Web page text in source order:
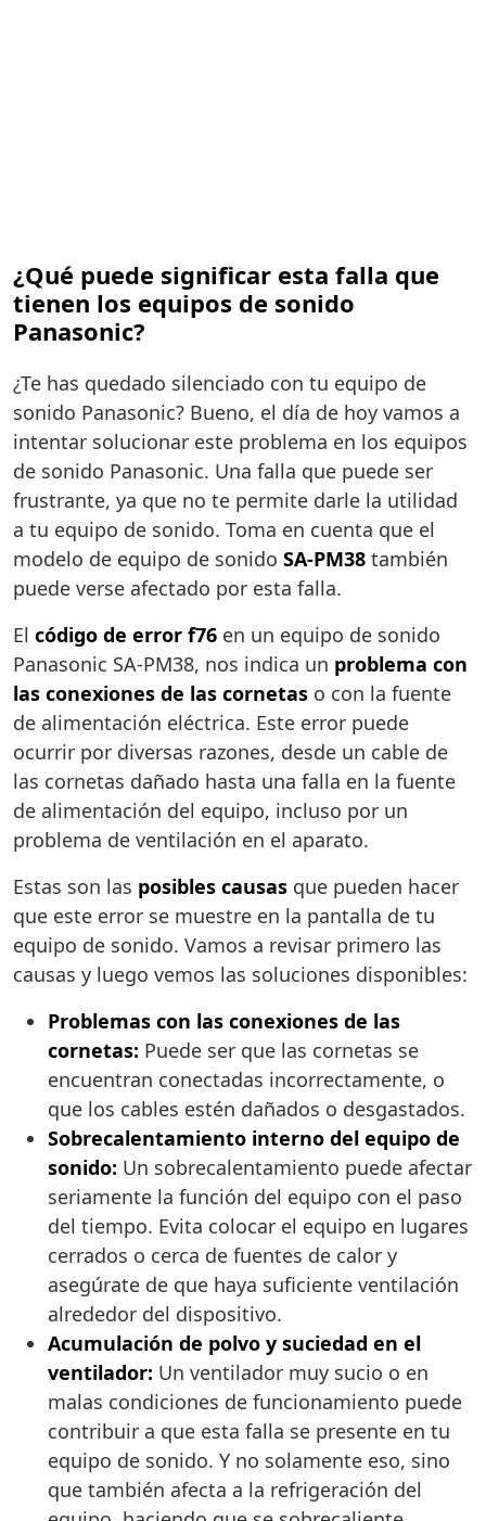
¿Qué puede significar esta falla que
tienen los equipos de sonido
Panasonic?
¿Te has quedado silenciado con tu equipo de
sonido Panasonic? Bueno, el día de hoy vamos a
intentar solucionar este problema en los equipos
de sonido Panasonic. Una falla que puede ser
frustrante, ya que no te permite darle la utilidad
a tu equipo de sonido. Toma en cuenta que el
modelo de equipo de sonido SA-PM38 también
puede verse afectado por esta falla.
El código de error f76 en un equipo de sonido
Panasonic SA-PM38, nos indica un problema con
las conexiones de las cornetas o con la fuente
de alimentación eléctrica. Este error puede
ocurrir por diversas razones, desde un cable de
las cornetas dañado hasta una falla en la fuente
de alimentación del equipo, incluso por un
problema de ventilación en el aparato.
Estas son las posibles causas que pueden hacer
que este error se muestre en la pantalla de tu
equipo de sonido. Vamos a revisar primero las
causas y luego vemos las soluciones disponibles:
Problemas con las conexiones de las
cornetas: Puede ser que las cornetas se
encuentran conectadas incorrectamente, o
que los cables estén dañados o desgastados.
Sobrecalentamiento interno del equipo de
sonido: Un sobrecalentamiento puede afectar
seriamente la función del equipo con el paso
del tiempo. Evita colocar el equipo en lugares
cerrados o cerca de fuentes de calor y
asegúrate de que haya suficiente ventilación
alrededor del dispositivo.
Acumulación de polvo y suciedad en el
ventilador: Un ventilador muy sucio o en
malas condiciones de funcionamiento puede
contribuir a que esta falla se presente en tu
equipo de sonido. Y no solamente eso, sino
que también afecta a la refrigeración del